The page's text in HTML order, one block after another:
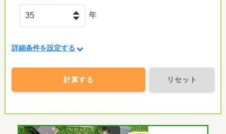
年
詳細条件を設定する
計算する リセット